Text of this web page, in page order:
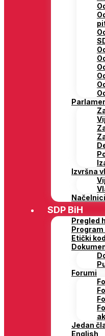
Izvršna
Načelnici
SDP BiH
Pregled
Program
Etički
Forumi
Jedan
English